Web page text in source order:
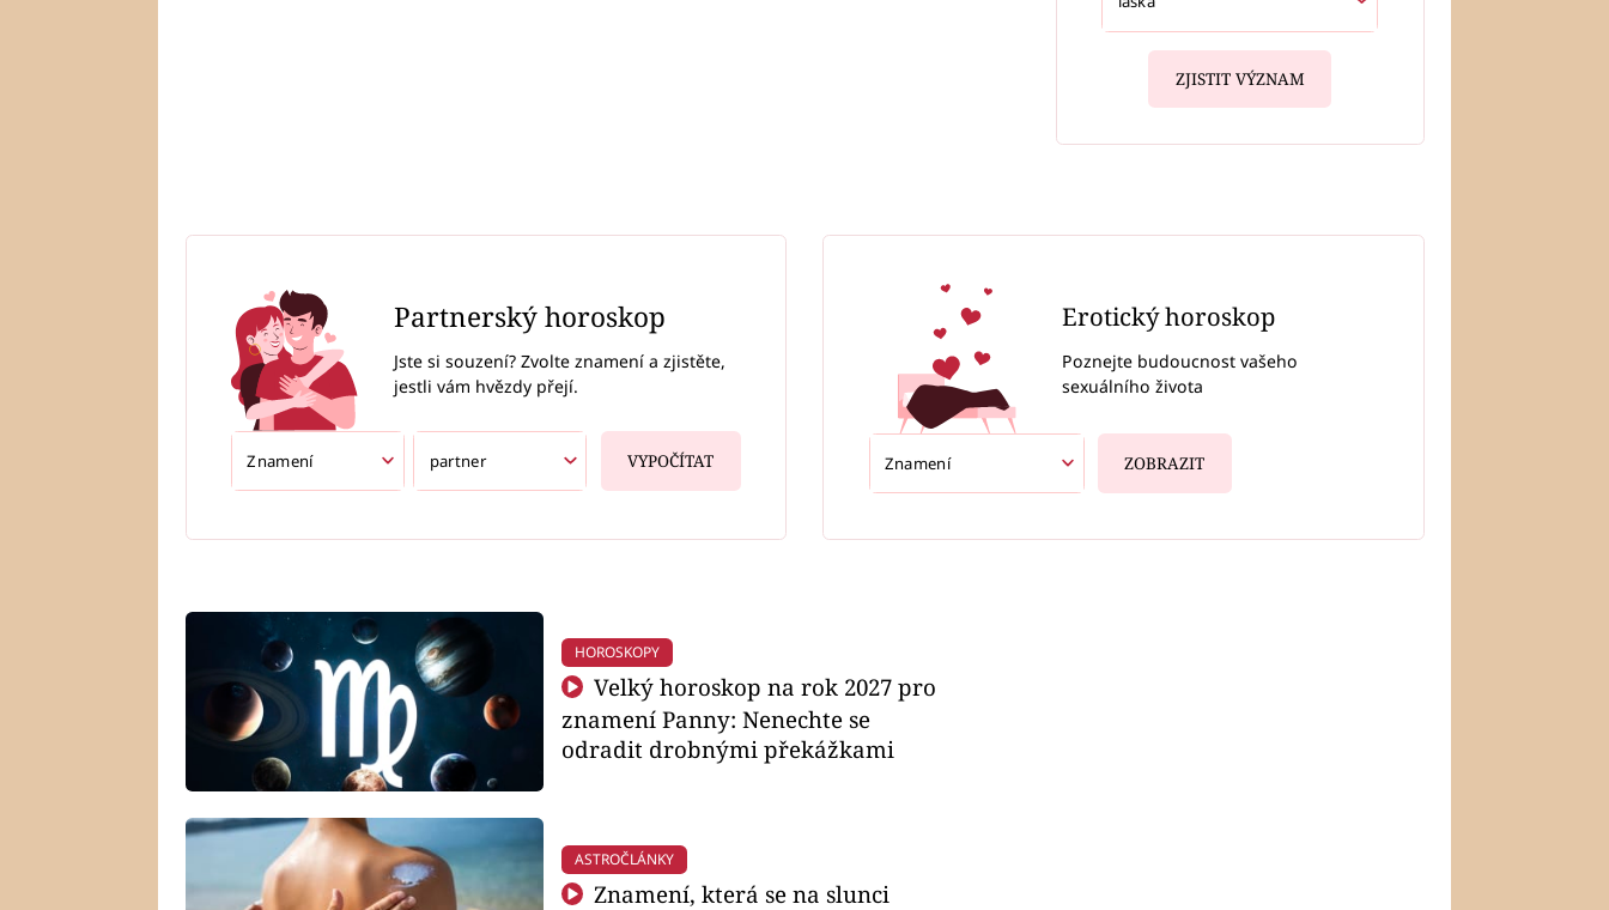
ZJISTIT VÝZNAM
Partnerský horoskop
Jste si souzení? Zvolte znamení a zjistěte,
jestli vám hvězdy přejí.
VYPOČÍTAT
Erotický horoskop
Poznejte budoucnost vašeho
sexuálního života
ZOBRAZIT
HOROSKOPY
Velký horoskop na rok 2027 pro
znamení Panny: Nenechte se
odradit drobnými překážkami
ASTROČLÁNKY
Znamení, která se na slunci